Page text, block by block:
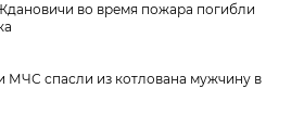
во время пожара погибли
МЧС спасли из котлована мужчину в